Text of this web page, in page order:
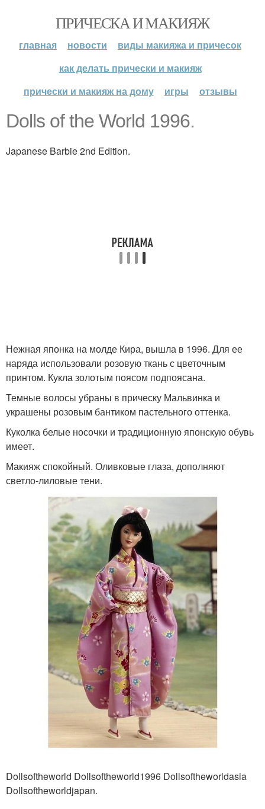
ПРИЧЕСКА И МАКИЯЖ
главная новости
виды макияжа и причесок
как делать прически и макияж
прически и макияж на дому
игры отзывы
Dolls of the World 1996.
Japanese Barbie 2nd Edition.
Нежная японка на молде Кира, вышла в 1996. Для ее
наряда использовали розовую ткань с цветочным
принтом. Кукла золотым поясом подпоясана.
Темные волосы убраны в прическу Мальвинка и
украшены розовым бантиком пастельного оттенка.
Куколка белые носочки и традиционную японскую обувь
имеет.
Макияж спокойный. Оливковые глаза, дополняют
светло-лиловые тени.
Dollsoftheworld Dollsoftheworld1996 Dollsoftheworldasia
Dollsoftheworldjapan.